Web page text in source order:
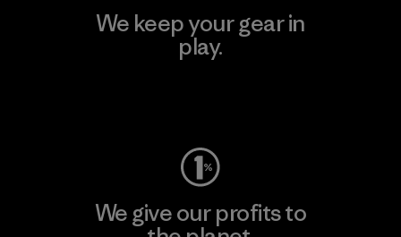
We keep your gear in
play.
We give our profits to